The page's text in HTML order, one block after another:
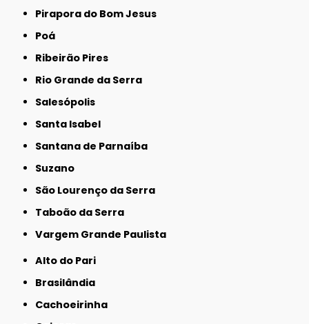
Pirapora do Bom Jesus
Poá
Ribeirão Pires
Rio Grande da Serra
Salesópolis
Santa Isabel
Santana de Parnaíba
Suzano
São Lourenço da Serra
Taboão da Serra
Vargem Grande Paulista
Alto do Pari
Brasilândia
Cachoeirinha